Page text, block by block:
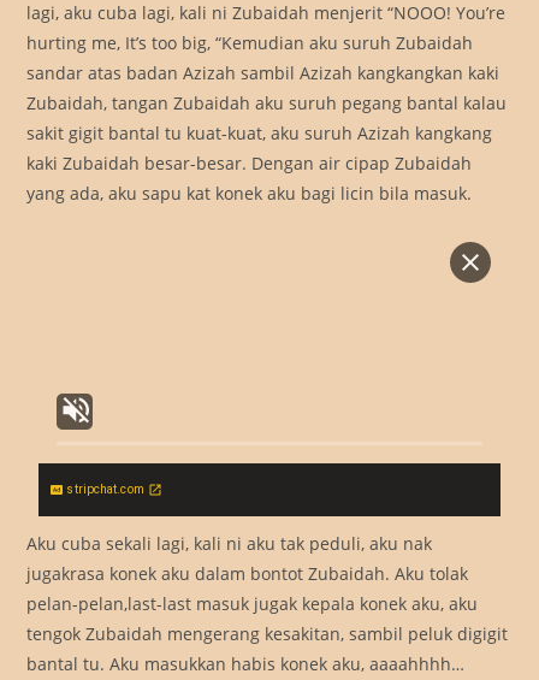
lagi, aku cuba lagi, kali ni Zubaidah menjerit “NOOO! You’re
hurting me, It’s too big, “Kemudian aku suruh Zubaidah
sandar atas badan Azizah sambil Azizah kangkangkan kaki
Zubaidah, tangan Zubaidah aku suruh pegang bantal kalau
sakit gigit bantal tu kuat-kuat, aku suruh Azizah kangkang
kaki Zubaidah besar-besar. Dengan air cipap Zubaidah
yang ada, aku sapu kat konek aku bagi licin bila masuk.
stripchat.com
Aku cuba sekali lagi, kali ni aku tak peduli, aku nak
jugakrasa konek aku dalam bontot Zubaidah. Aku tolak
pelan-pelan,last-last masuk jugak kepala konek aku, aku
tengok Zubaidah mengerang kesakitan, sambil peluk digigit
bantal tu. Aku masukkan habis konek aku, aaaahhhh…